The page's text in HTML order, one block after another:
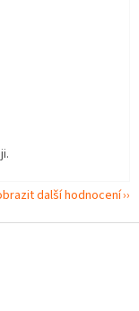
další hodnocení